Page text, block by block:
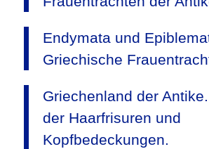
Endymata und
Griechische
Griechenland der
der Haarfrisuren und
Kopfbedeckungen.